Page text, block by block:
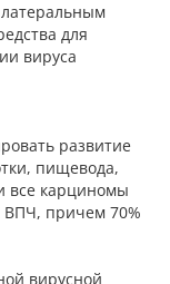
для
вируса
развитие
пищевода,
все карциномы
ВПЧ, причем 70%
вирусной